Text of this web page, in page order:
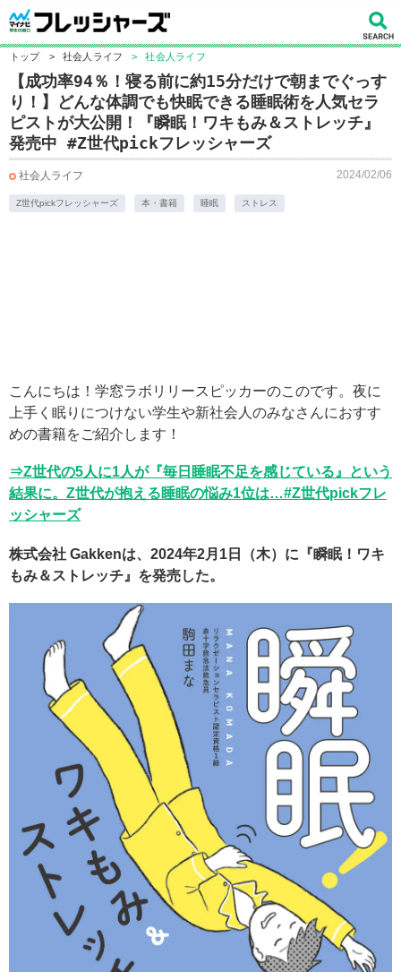
トップ > 社会人ライフ > 社会人ライフ
【成功率94％！寝る前に約15分だけで朝までぐっす
り！】どんな体調でも快眠できる睡眠術を人気セラ
ピストが大公開！『瞬眠！ワキもみ＆ストレッチ』
発売中 #Z世代pickフレッシャーズ
社会人ライフ 2024/02/06
Z世代pickフレッシャーズ 本・書籍 睡眠 ストレス
こんにちは！学窓ラボリリースピッカーのこのです。夜に
上手く眠りにつけない学生や新社会人のみなさんにおすす
めの書籍をご紹介します！
⇒Z世代の5人に1人が『毎日睡眠不足を感じている』という
結果に。Z世代が抱える睡眠の悩み1位は…#Z世代pickフレ
ッシャーズ
株式会社 Gakkenは、2024年2月1日（木）に『瞬眠！ワキ
もみ＆ストレッチ』を発売した。